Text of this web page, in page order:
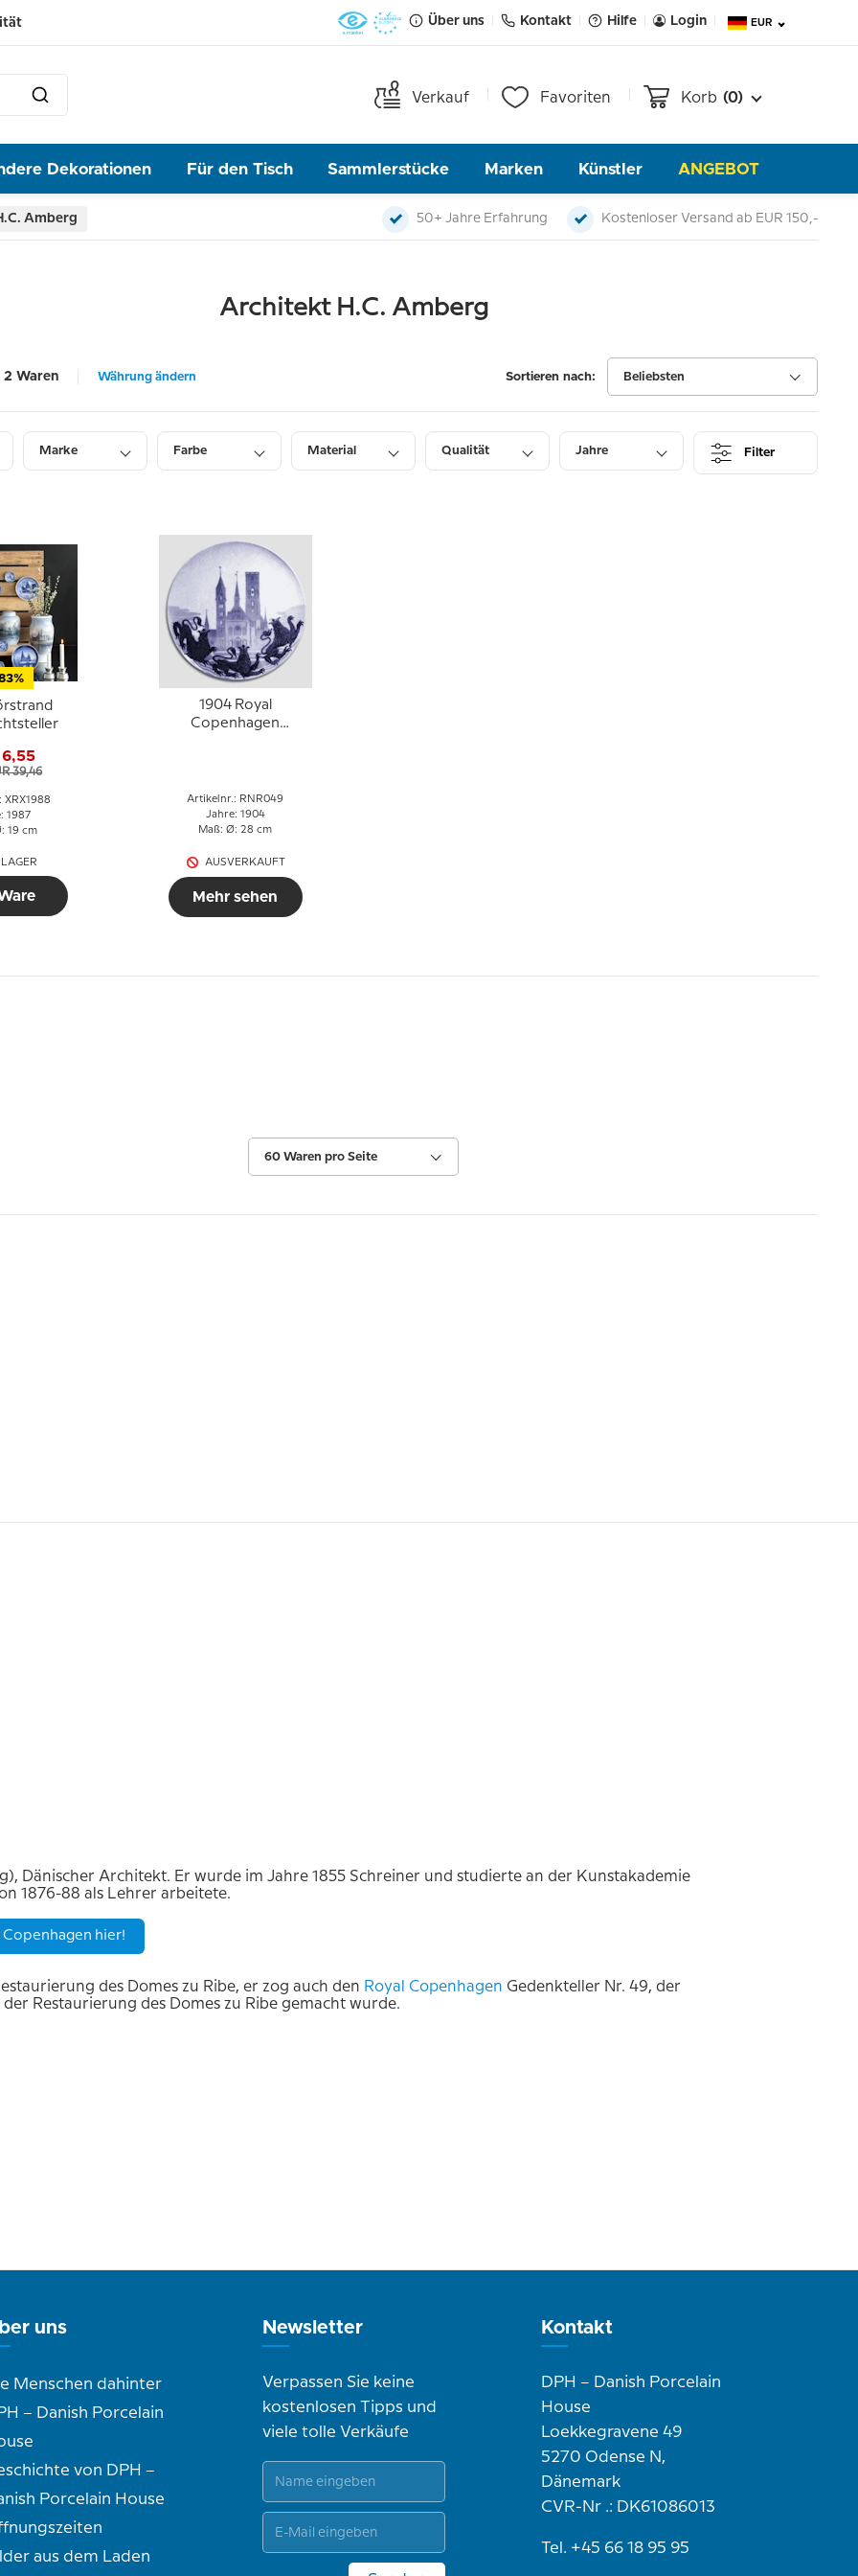
Über uns Kontakt Hilfe Login EUR
Verkauf Favoriten Korb (0)
Dekorationen Für den Tisch Sammlerstücke Marken Künstler ANGEBOT
Amberg 50+ Jahre Erfahrung Kostenloser Versand ab EUR 150,-
Architekt H.C. Amberg
2 Waren Währung ändern Sortieren nach: Beliebsten
Marke Farbe Material Qualität Jahre Filter
6,55
39,46
XRX1988
1987
19 cm
1904 Royal
Copenhagen
Artikelnr.: RNR049
Jahre: 1904
Maß: Ø: 28 cm
AUSVERKAUFT
Mehr sehen
60 Waren pro Seite
Dänischer Architekt. Er wurde im Jahre 1855 Schreiner und studierte an der Kunstakademie
1876-88 als Lehrer arbeitete.
Copenhagen hier!
des Domes zu Ribe, er zog auch den Royal Copenhagen Gedenkteller Nr. 49, der
Restaurierung des Domes zu Ribe gemacht wurde.
uns
Menschen dahinter
– Danish Porcelain
von DPH –
Porcelain House
aus dem Laden
Newsletter
Verpassen Sie keine
kostenlosen Tipps und
viele tolle Verkäufe
Kontakt
DPH – Danish Porcelain
House
Loekkegravene 49
5270 Odense N,
Dänemark
CVR-Nr .: DK61086013
Tel. +45 66 18 95 95